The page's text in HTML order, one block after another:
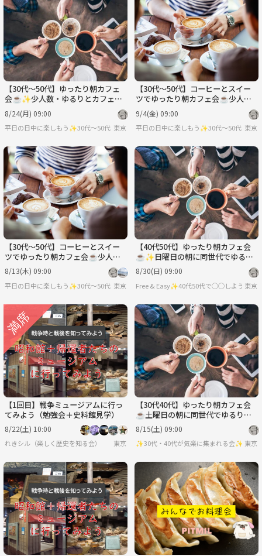
【30代〜50代】ゆったり朝カフェ
会☕️✨少人数・ゆるりとカフェト
ークを楽しもう☺️
8/24(月) 09:00
平日の日中に楽しもう✨30代〜50代（たまに土日祝）
東京
【30代〜50代】コーヒーとスイー
ツでゆったり朝カフェ会☕️少人数
でカジュアルトークを楽しもう😊
9/4(金) 09:00
平日の日中に楽しもう✨30代〜50代（た
東京
【30代〜50代】コーヒーとスイー
ツでゆったり朝カフェ会☕️少人数
でカジュアルトークを楽しもう😊
8/13(木) 09:00
平日の日中に楽しもう✨30代〜50代（たまに土日祝）
東京
【40代50代】ゆったり朝カフェ会
☕️✨日曜日の朝に同世代でゆるり
とカフェトーク☺️
8/30(日) 09:00
Free & Easy✨40代50代で◯◯しようの会
東京
【1回目】戦争ミュージアムに行っ
てみよう（勉強会＋史料館見学）
8/22(土) 10:00
れきシル（楽しく歴史を知る会） 東京
【30代40代】ゆったり朝カフェ会
☕️土曜日の朝に同世代でゆるりと
カフェトーク☺️
8/15(土) 09:00
✨30代・40代が気楽に集まれる会✨ 東京